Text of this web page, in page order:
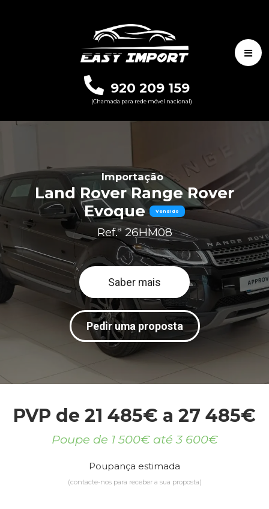
920 209 159
(Chamada para rede móvel nacional)
Importação
Land Rover Range Rover
Evoque
Vendido
Ref.ª 26HM08
Saber mais
Pedir uma proposta
PVP de 21 485€ a 27 485€
Poupe de 1 500€ até 3 600€
Poupança estimada
(contacte-nos para receber a sua proposta)